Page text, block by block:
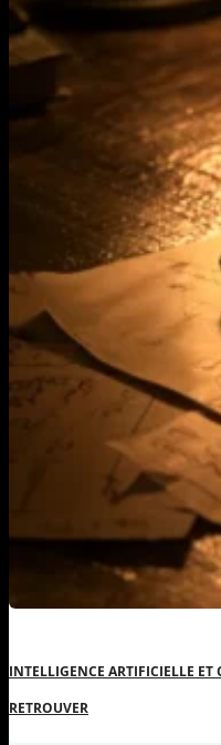
INTELLIGENCE ARTIFICIELLE ET
RETROUVER